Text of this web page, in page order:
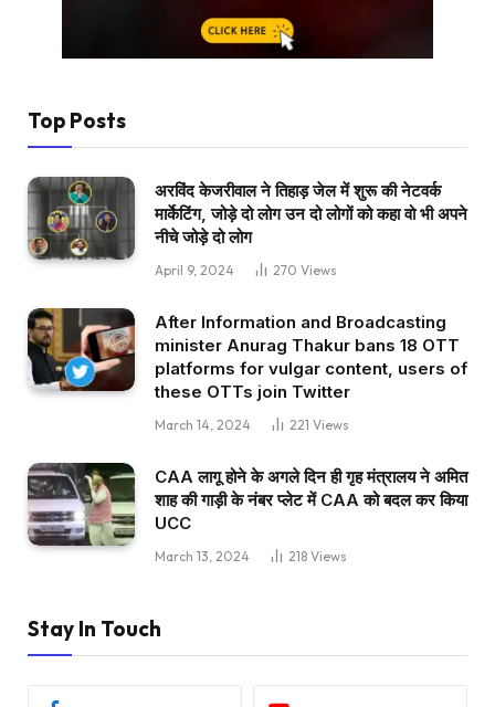
Top Posts
अरविंद केजरीवाल ने तिहाड़ जेल में शुरू की नेटवर्क
मार्केटिंग, जोड़े दो लोग उन दो लोगों को कहा वो भी अपने
नीचे जोड़े दो लोग
April 9, 2024 270 Views
After Information and Broadcasting
minister Anurag Thakur bans 18 OTT
platforms for vulgar content, users of
these OTTs join Twitter
March 14, 2024 221 Views
CAA लागू होने के अगले दिन ही गृह मंत्रालय ने अमित
शाह की गाड़ी के नंबर प्लेट में CAA को बदल कर किया
UCC
March 13, 2024 218 Views
Stay In Touch